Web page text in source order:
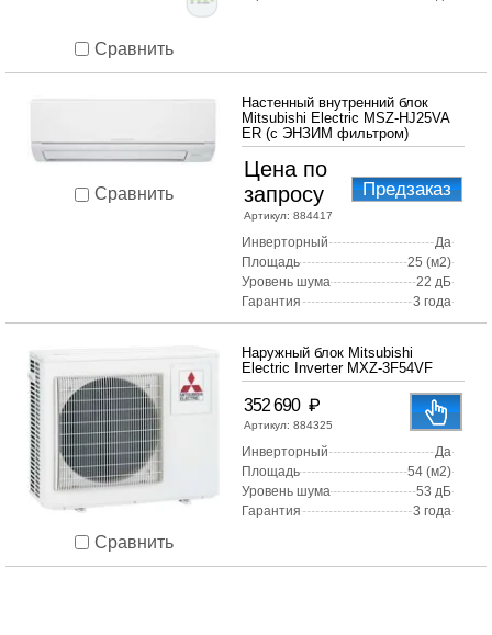
Сравнить
Сравнить
Настенный внутренний блок
Mitsubishi Electric MSZ-HJ25VA
ER (с ЭНЗИМ фильтром)
Цена по
запросу
Артикул: 884417
Предзаказ
Инверторный
Да
Площадь
25 (м2)
Уровень шума
22 дБ
Гарантия
3 года
Сравнить
Наружный блок Mitsubishi
Electric Inverter MXZ-3F54VF
352 690 ₽
Артикул: 884325
Инверторный
Да
Площадь
54 (м2)
Уровень шума
53 дБ
Гарантия
3 года